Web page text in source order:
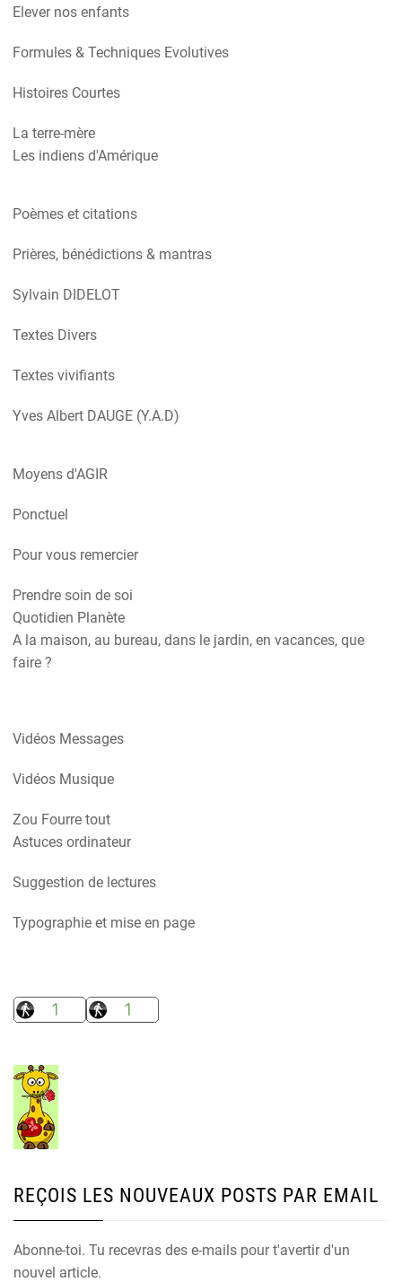
Elever nos enfants
Formules & Techniques Evolutives
Histoires Courtes
La terre-mère
Les indiens d'Amérique
Poèmes et citations
Prières, bénédictions & mantras
Sylvain DIDELOT
Textes Divers
Textes vivifiants
Yves Albert DAUGE (Y.A.D)
Moyens d'AGIR
Ponctuel
Pour vous remercier
Prendre soin de soi
Quotidien Planète
A la maison, au bureau, dans le jardin, en vacances, que
faire ?
Vidéos Messages
Vidéos Musique
Zou Fourre tout
Astuces ordinateur
Suggestion de lectures
Typographie et mise en page
REÇOIS LES NOUVEAUX POSTS PAR EMAIL
Abonne-toi. Tu recevras des e-mails pour t'avertir d'un
nouvel article.